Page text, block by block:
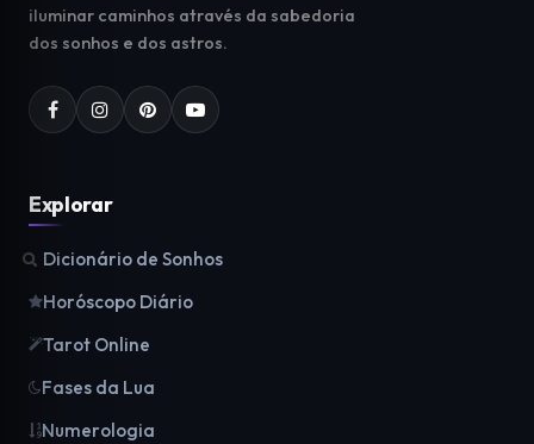
iluminar caminhos através da sabedoria
dos sonhos e dos astros.
Explorar
Dicionário de Sonhos
Horóscopo Diário
Tarot Online
Fases da Lua
Numerologia